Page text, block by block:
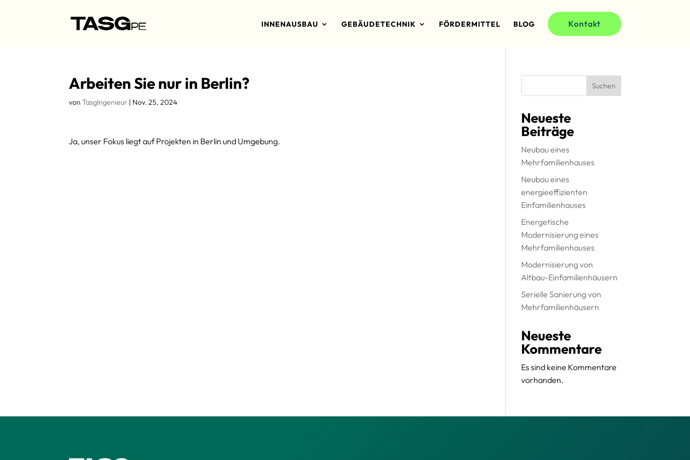
INNENAUSBAU GEBÄUDETECHNIK FÖRDERMITTEL BLOG Kontakt
Arbeiten Sie nur in Berlin?
vonTasgIngenieur | Nov. 25, 2024
Ja, unser Fokus liegt auf Projekten in Berlin und Umgebung.
Suchen
Neueste
Beiträge
Neubau eines
Mehrfamilienhauses
Neubau eines
energieeffizienten
Einfamilienhauses
Energetische
Modernisierung eines
Mehrfamilienhauses
Modernisierung von
Altbau-Einfamilienhäusern
Serielle Sanierung von
Mehrfamilienhäusern
Neueste
Kommentare
Es sind keine Kommentare
vorhanden.